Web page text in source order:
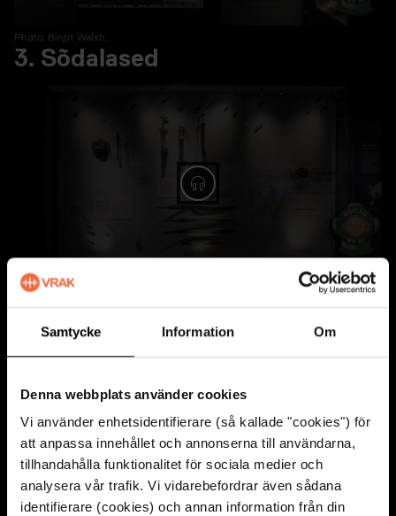
Samtycke Information Om
Denna webbplats använder cookies
Vi använder enhetsidentifierare (så kallade "cookies") för
att anpassa innehållet och annonserna till användarna,
tillhandahålla funktionalitet för sociala medier och
analysera vår trafik. Vi vidarebefordrar även sådana
identifierare (cookies) och annan information från din
Photo: Birgit Walsh.
3. Sõdalased
Photo: Birgit Walsh.
Spela ljud: 3. Sõdalased
4. Valhalla
Spela ljud: 4. Valhalla